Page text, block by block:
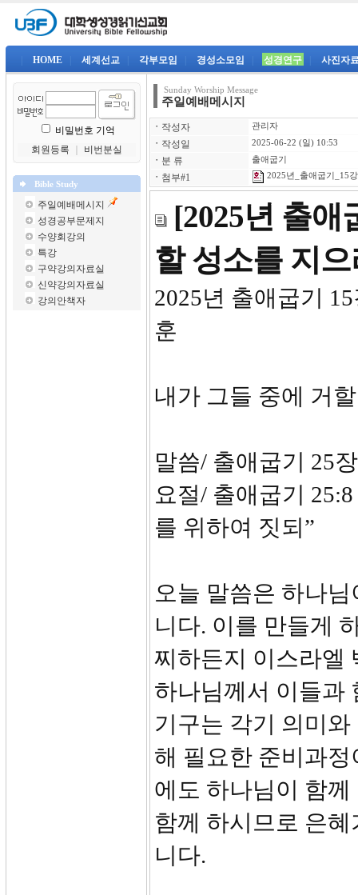
HOME 세계선교 각부모임 경성소모임 성경연구 사진자
비밀번호 기억
회원등록
비번분실
Bible Study
주일예배메시지
성경공부문제지
수양회강의
특강
구약강의자료실
신약강의자료실
강의안책자
Sunday Worship Message
주일예배메시지
ㆍ 작성자 관리자
ㆍ 작성일 2025-06-22 (일) 10:53
ㆍ 분 류 출애굽기
ㆍ 첨부#1 2025년_출애굽기_15
[2025년 출애
할 성소를 지
2025년
훈
내가 그들 중에 거
말씀/ 출애굽기 25
요절/ 출애굽기
를 위하여 짓되”
오늘 말씀은 하나
니다. 이를 만들게
찌하든지 이스라엘
하나님께서 이들과
기구는 각기 의미
해 필요한 준비과
에도 하나님이 함
함께 하시므로 은
니다.